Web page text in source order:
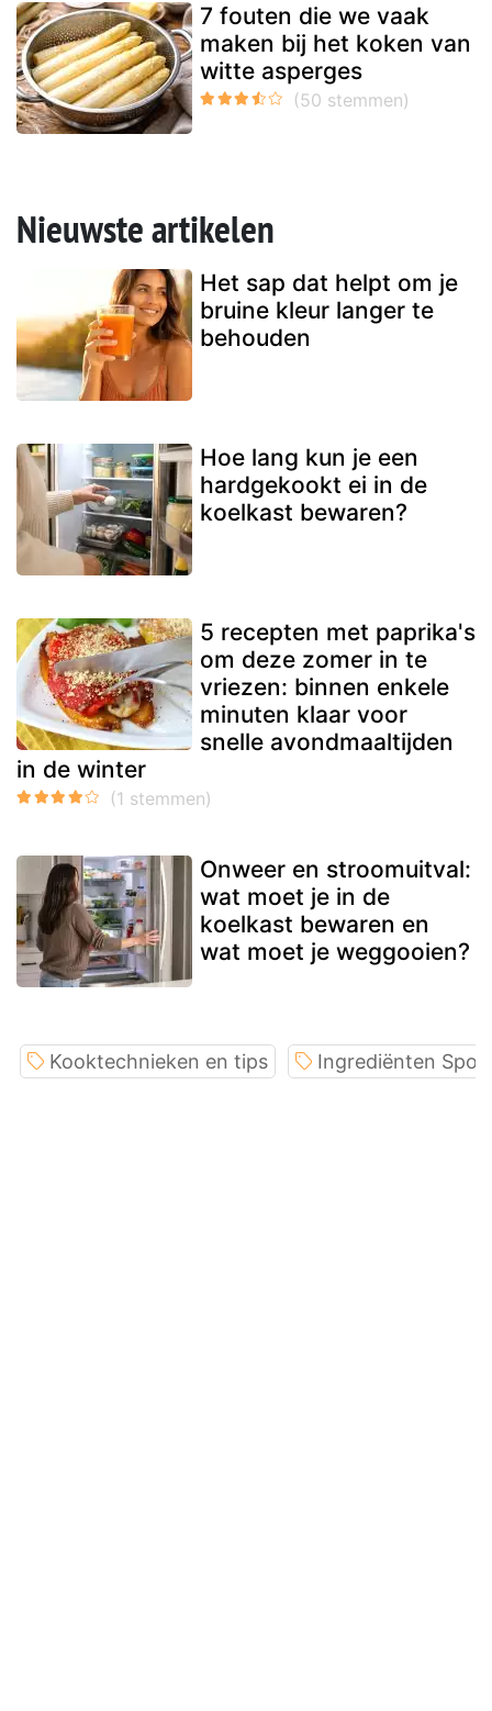
7 fouten die we vaak
maken bij het koken van
witte asperges
Nieuwste artikelen
Het sap dat helpt om je
bruine kleur langer te
behouden
Hoe lang kun je een
hardgekookt ei in de
koelkast bewaren?
5 recepten met paprika's
om deze zomer in te
vriezen: binnen enkele
minuten klaar voor
snelle avondmaaltijden
in de winter
Onweer en stroomuitval:
wat moet je in de
koelkast bewaren en
wat moet je weggooien?
Kooktechnieken en tips Ingrediënten